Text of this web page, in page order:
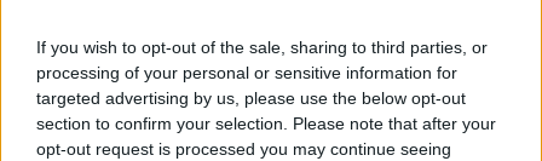
If you wish to opt-out of the sale, sharing to third parties, or
processing of your personal or sensitive information for
targeted advertising by us, please use the below opt-out
section to confirm your selection. Please note that after your
opt-out request is processed you may continue seeing
Hír| 2019.08.27 08:00
Augusztus végén indul A mi kis
falunk legújabb évada
Hír| 2019.08.15 13:00